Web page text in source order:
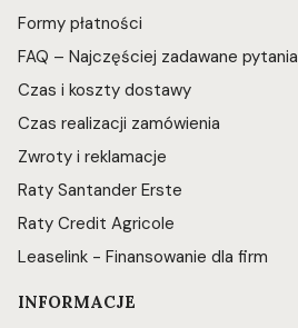
Formy płatności
FAQ – Najczęściej zadawane pytania
Czas i koszty dostawy
Czas realizacji zamówienia
Zwroty i reklamacje
Raty Santander Erste
Raty Credit Agricole
Leaselink - Finansowanie dla firm
INFORMACJE